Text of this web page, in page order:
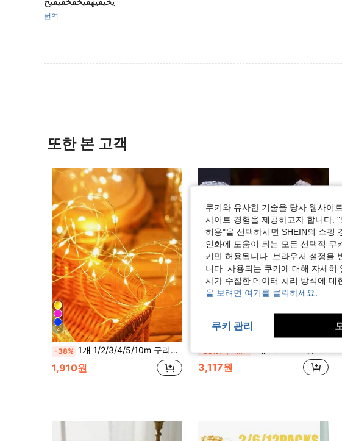
번역
또한 본 고객
4
-38% 1개 1/2/3/4/5/10m 구리선 요정 조명, 배터리 전원, 실내/실외 장식 조명 스트링, 침실 장식, 방 벽 장식, 결혼식 파티 휴일 장식, 캠핑 텐트 장식, 야외 정원 장식, 장식 조명에 적합
1,910원
-35% 마지막 3일
3,117원
쿠키와 유사한 기술을 당사 웹사이
사이트 경험을 제공하고자 합니다.
허용"을 선택하시면 SHEIN의 쇼핑
인화에 도움이 되는 모든 선택적 쿠
키만 허용됩니다. 브라우저 설정을
니다. 사용되는 쿠키에 대해 자세
사가 수집한 데이터 처리 방식에 대
을 보려면 여기를 클릭하세요.
쿠키 관리